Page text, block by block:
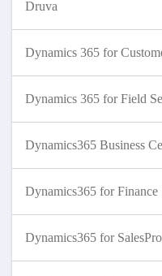
Druva
Dynamics 365 for
Dynamics 365 for Field
Dynamics365 Business
Dynamics365 for Finance
Dynamics365 for